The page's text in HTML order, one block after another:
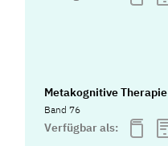
Metakognitive Therapie
Band 76
Verfügbar als: